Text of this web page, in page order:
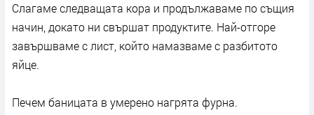
Слагаме следващата кора и продължаваме по същия
начин, докато ни свършат продуктите. Най-отгоре
завършваме с лист, който намазваме с разбитото
яйце.
Печем баницата в умерено нагрята фурна.